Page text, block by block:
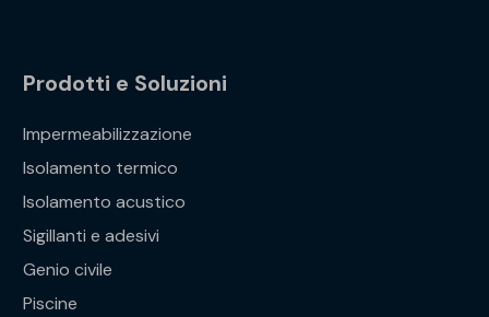
Prodotti e Soluzioni
Impermeabilizzazione
Isolamento termico
Isolamento acustico
Sigillanti e adesivi
Genio civile
Piscine